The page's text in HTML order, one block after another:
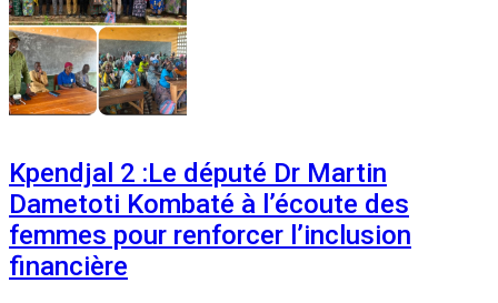
Kpendjal 2 :Le député Dr Martin
Dametoti Kombaté à l’écoute des
femmes pour renforcer l’inclusion
financière